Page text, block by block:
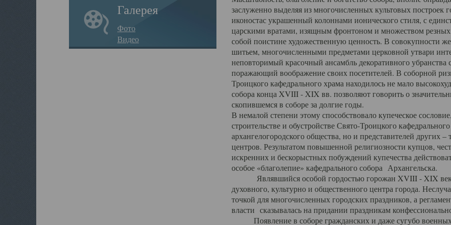
Галерея
Фото
Видео
заслуженно выделяя из многочисленных культовых
иконостас украшенный колоннами ионического стиля, с
царскими вратами, изящным фронтоном и множеством
собой поистине художественную ценность. В совокупности
шитьем, многочисленными предметами церковной утвари
неповторимый красочный ансамбль декоративного
поражающий воображение своих посетителей. В соборной
Троицкого кафедрального храма находилось не мало
собора конца XVIII - XIX вв. позволяют говорить о
скопившемся в соборе за долгие годы.
В немалой степени этому способствовало купеческое
строительстве и обустройстве Свято-Троицкого
архангелогородского общества, но и представителей других
центров. Результатом повышенной религиозности купцов,
искренних и бескорыстных побуждений купечества
особое «благолепие» кафедрального собора Архангельска.
Являвшийся особой гордостью горожан XVIII - XIX
духовного, культурно и общественного центра города.
точкой для многочисленных городских праздников, а
власти сказывалась на придании праздникам
Появление в соборе гражданских и даже сугубо